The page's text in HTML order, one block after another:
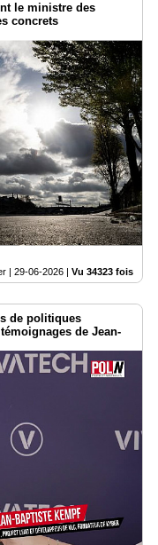
le ministre des
concrets
| 29-06-2026 | Vu 34323 fois
de politiques
de Jean-